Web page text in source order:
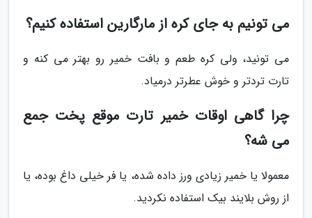
می تونیم به جای کره از مارگارین استفاده کنیم؟
می تونید، ولی کره طعم و بافت خمیر رو بهتر می کنه و
تارت تردتر و خوش عطرتر درمیاد.
چرا گاهی اوقات خمیر تارت موقع پخت جمع
می شه؟
معمولا یا خمیر زیادی ورز داده شده، یا فر خیلی داغ بوده، یا
از روش بلایند بیک استفاده نکردید.